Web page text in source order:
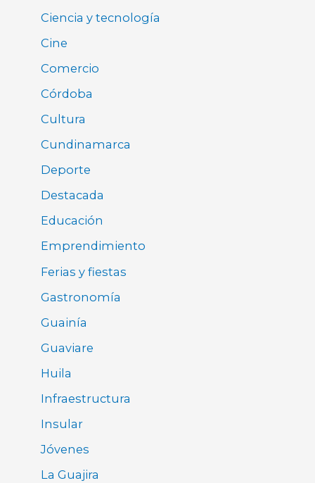
Ciencia y tecnología
Cine
Comercio
Córdoba
Cultura
Cundinamarca
Deporte
Destacada
Educación
Emprendimiento
Ferias y fiestas
Gastronomía
Guainía
Guaviare
Huila
Infraestructura
Insular
Jóvenes
La Guajira